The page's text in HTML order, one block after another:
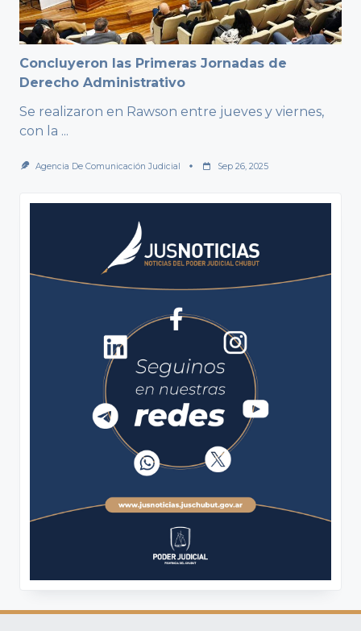
Concluyeron las Primeras Jornadas de
Derecho Administrativo
Se realizaron en Rawson entre jueves y viernes,
con la ...
Agencia De Comunicación Judicial Sep 26, 2025